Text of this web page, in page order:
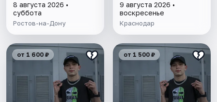
8 августа 2026 •
суббота
Ростов-на-Дону
9 августа 2026 •
воскресенье
Краснодар
от 1 600 ₽ от 1 500 ₽